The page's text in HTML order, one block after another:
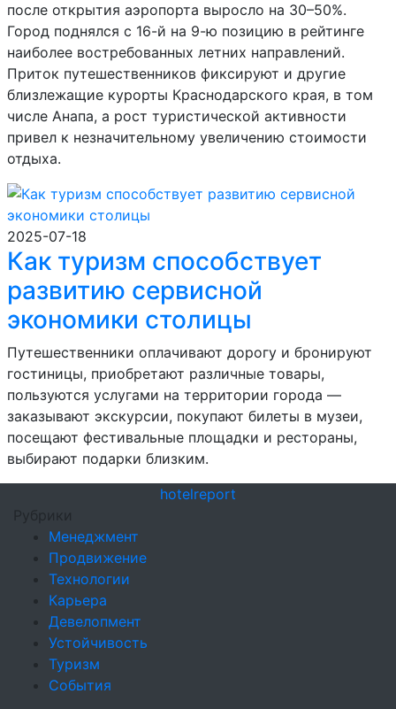
после открытия аэропорта выросло на 30–50%.
Город поднялся с 16-й на 9-ю позицию в рейтинге
наиболее востребованных летних направлений.
Приток путешественников фиксируют и другие
близлежащие курорты Краснодарского края, в том
числе Анапа, а рост туристической активности
привел к незначительному увеличению стоимости
отдыха.
2025-07-18
Как туризм способствует
развитию сервисной
экономики столицы
Путешественники оплачивают дорогу и бронируют
гостиницы, приобретают различные товары,
пользуются услугами на территории города —
заказывают экскурсии, покупают билеты в музеи,
посещают фестивальные площадки и рестораны,
выбирают подарки близким.
hotelreport
Рубрики
Менеджмент
Продвижение
Технологии
Карьера
Девелопмент
Устойчивость
Туризм
События